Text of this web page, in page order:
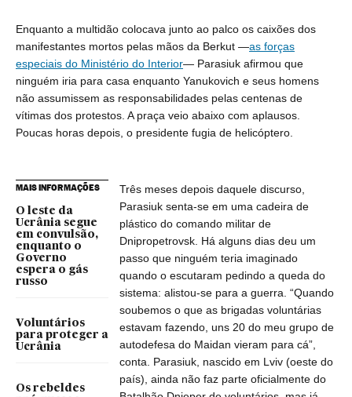
Enquanto a multidão colocava junto ao palco os caixões dos
manifestantes mortos pelas mãos da Berkut —as forças
especiais do Ministério do Interior— Parasiuk afirmou que
ninguém iria para casa enquanto Yanukovich e seus homens
não assumissem as responsabilidades pelas centenas de
vítimas dos protestos. A praça veio abaixo com aplausos.
Poucas horas depois, o presidente fugia de helicóptero.
MAIS INFORMAÇÕES
O leste da
Ucrânia segue
em convulsão,
enquanto o
Governo
espera o gás
russo
Voluntários
para proteger a
Ucrânia
Os rebeldes
Três meses depois daquele discurso,
Parasiuk senta-se em uma cadeira de
plástico do comando militar de
Dnipropetrovsk. Há alguns dias deu um
passo que ninguém teria imaginado
quando o escutaram pedindo a queda do
sistema: alistou-se para a guerra. “Quando
soubemos o que as brigadas voluntárias
estavam fazendo, uns 20 do meu grupo de
autodefesa do Maidan vieram para cá”,
conta. Parasiuk, nascido em Lviv (oeste do
país), ainda não faz parte oficialmente do